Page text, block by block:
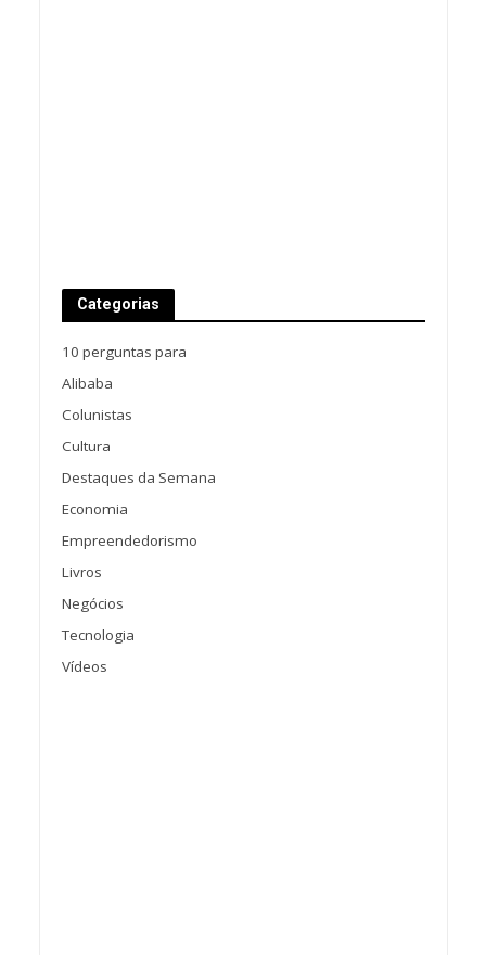
Categorias
10 perguntas para
Alibaba
Colunistas
Cultura
Destaques da Semana
Economia
Empreendedorismo
Livros
Negócios
Tecnologia
Vídeos